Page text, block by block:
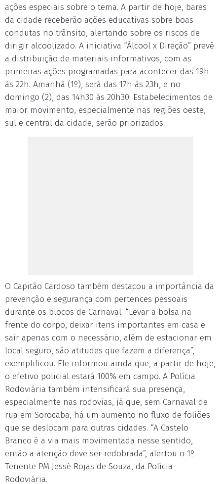
ações especiais sobre o tema. A partir de hoje, bares
da cidade receberão ações educativas sobre boas
condutas no trânsito, alertando sobre os riscos de
dirigir alcoolizado. A iniciativa “Álcool x Direção” prevê
a distribuição de materiais informativos, com as
primeiras ações programadas para acontecer das 19h
às 22h. Amanhã (1º), será das 17h às 23h, e no
domingo (2), das 14h30 às 20h30. Estabelecimentos de
maior movimento, especialmente nas regiões oeste,
sul e central da cidade, serão priorizados.
O Capitão Cardoso também destacou a importância da
prevenção e segurança com pertences pessoais
durante os blocos de Carnaval. “Levar a bolsa na
frente do corpo, deixar itens importantes em casa e
sair apenas com o necessário, além de estacionar em
local seguro, são atitudes que fazem a diferença”,
exemplificou. Ele informou ainda que, a partir de hoje,
o efetivo policial estará 100% em campo. A Polícia
Rodoviária também intensificará sua presença,
especialmente nas rodovias, já que, sem Carnaval de
rua em Sorocaba, há um aumento no fluxo de foliões
que se deslocam para outras cidades. “A Castelo
Branco é a via mais movimentada nesse sentido,
então a atenção deve ser redobrada”, alertou o 1º
Tenente PM Jessé Rojas de Souza, da Polícia
Rodoviária.